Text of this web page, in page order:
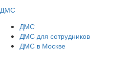
ДМС
ДМС
ДМС для сотрудников
ДМС в Москве